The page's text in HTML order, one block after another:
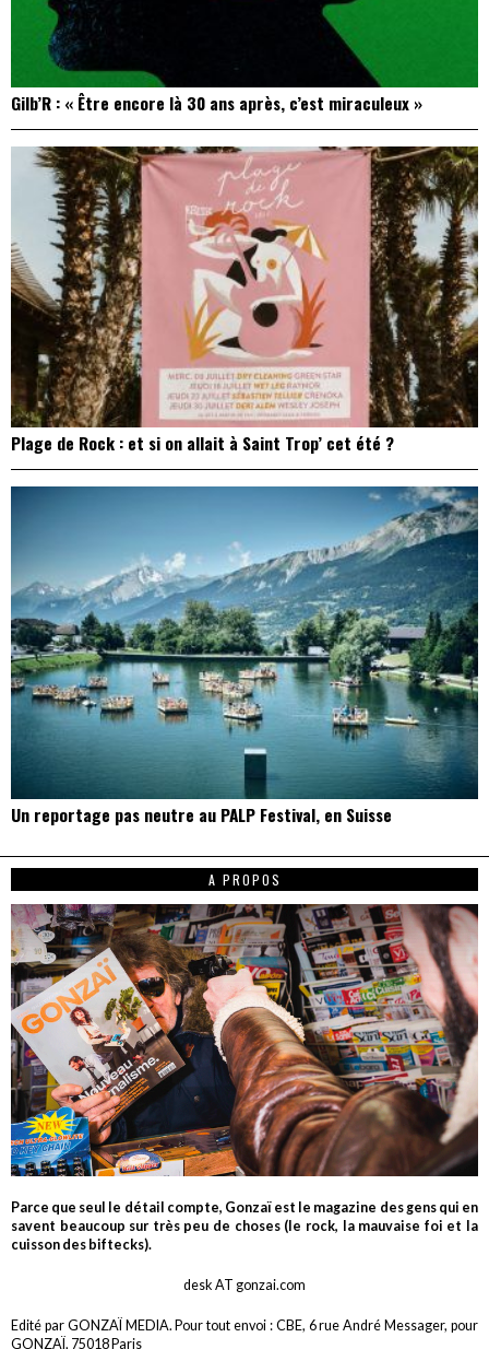
Gilb’R : « Être encore là 30 ans après, c’est miraculeux »
Plage de Rock : et si on allait à Saint Trop’ cet été ?
Un reportage pas neutre au PALP Festival, en Suisse
A PROPOS
Parce que seul le détail compte, Gonzaï est le magazine des gens qui en
savent beaucoup sur très peu de choses (le rock, la mauvaise foi et la
cuisson des biftecks).
desk AT gonzai.com
Edité par GONZAÏ MEDIA. Pour tout envoi : CBE, 6 rue André Messager, pour
GONZAÏ, 75018 Paris